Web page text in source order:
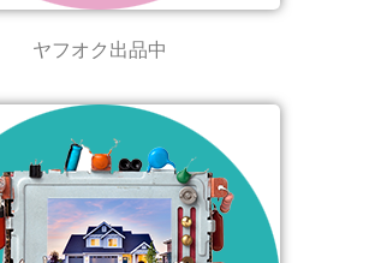
ヤフオク出品中